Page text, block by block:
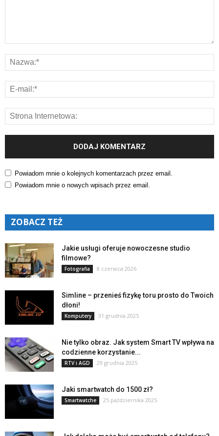
Powiadom mnie o kolejnych komentarzach przez email.
Powiadom mnie o nowych wpisach przez email.
ZOBACZ TEŻ
Jakie usługi oferuje nowoczesne studio
filmowe?
Fotografia 8 czerwca 2026
Simline – przenieś fizykę toru prosto do Twoich
dłoni!
Komputery 31 grudnia 2025
Nie tylko obraz. Jak system Smart TV wpływa na
codzienne korzystanie...
RTV i AGD 29 grudnia 2025
Jaki smartwatch do 1500 zł?
Smartwatche 25 października 2025